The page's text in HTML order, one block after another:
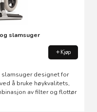
slamsuger
Kjøp
slamsuger designet for
å bruke høykvalitets,
av filter og flottør